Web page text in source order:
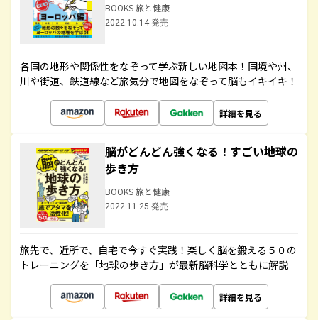
BOOKS 旅と健康
2022.10.14 発売
各国の地形や関係性をなぞって学ぶ新しい地図本！国境や州、
川や街道、鉄道線など旅気分で地図をなぞって脳もイキイキ！
詳細を見る
脳がどんどん強くなる！すごい地球の
歩き方
BOOKS 旅と健康
2022.11.25 発売
旅先で、近所で、自宅で今すぐ実践！楽しく脳を鍛える５０の
トレーニングを「地球の歩き方」が最新脳科学とともに解説
詳細を見る